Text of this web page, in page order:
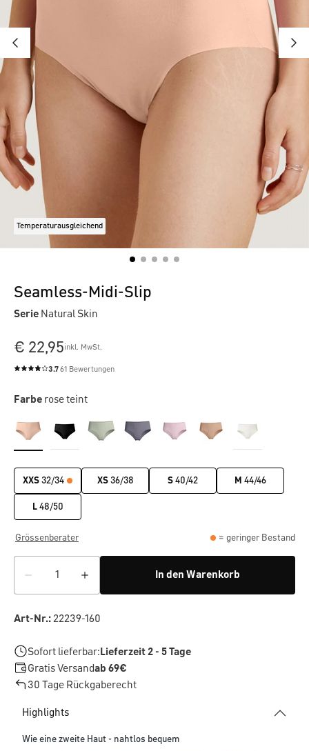
Temperaturausgleichend
Seamless-Midi-Slip
Serie Natural Skin
€ 22,95inkl. MwSt.
Durchschnittliche Bewertung von 3.7 von 5 Sternen
3.761 Bewertungen
Farbe rose teint
XXS 32/34 XS36/38 S 40/42 M 44/46
L48/50
Grössenberater = geringer Bestand
In den Warenkorb
Art-Nr.:22239-160
Sofort lieferbar:Lieferzeit 2 - 5 Tage
Gratis Versandab 69€
30 Tage Rückgaberecht
Highlights
Wie eine zweite Haut - nahtlos bequem